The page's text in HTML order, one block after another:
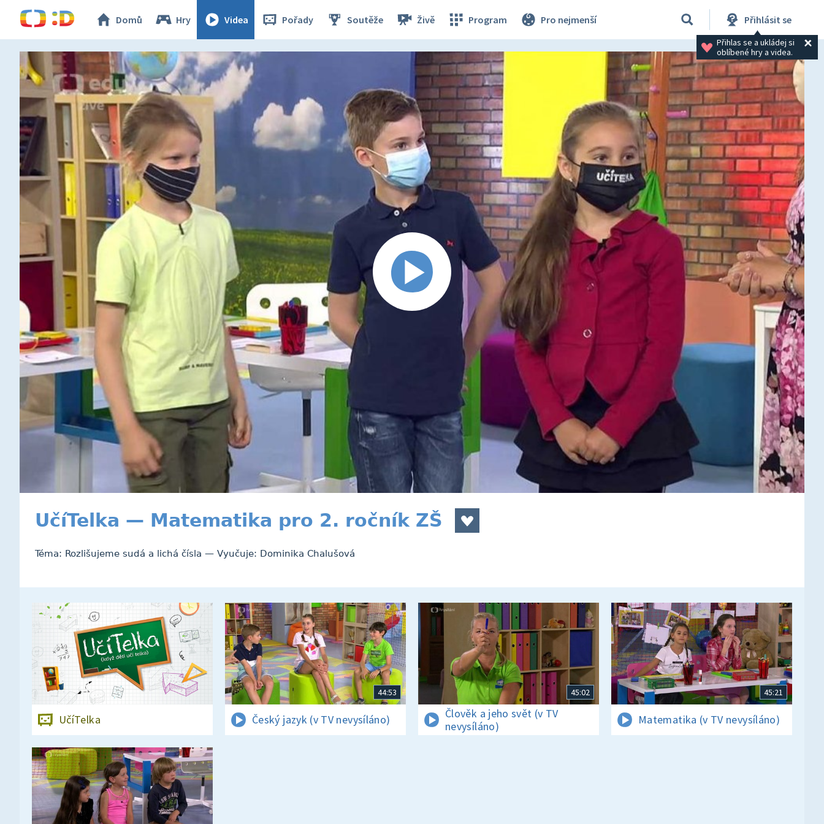
Domů Hry Videa Pořady Soutěže Živě Program Pro nejmenší Přihlásit se
Přihlas se a ukládej si
oblíbené hry a videa.
UčíTelka — Matematika pro 2. ročník ZŠ
Téma: Rozlišujeme sudá a lichá čísla — Vyučuje: Dominika Chalušová
UčíTelka
44:53
Český jazyk (v TV nevysíláno)
45:02
Člověk a jeho svět (v TV
nevysíláno)
45:21
Matematika (v TV nevysíláno)